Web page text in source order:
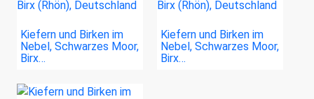
Kiefern und Birken im
Nebel, Schwarzes Moor,
Birx…
Kiefern und Birken im
Nebel, Schwarzes Moor,
Birx…